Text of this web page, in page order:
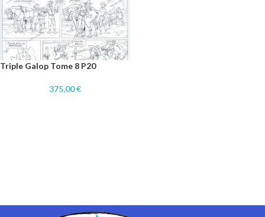
Triple Galop Tome 8 P20
375,00€